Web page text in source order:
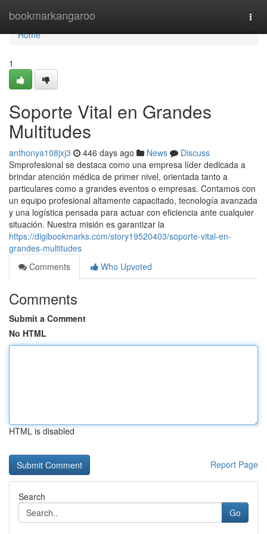
bookmarkangaroo
Home
Home
1
Soporte Vital en Grandes
Multitudes
anthonya108jxj3 446 days ago News
Discuss
Smprofesional se destaca como una empresa líder dedicada a
brindar atención médica de primer nivel, orientada tanto a
particulares como a grandes eventos o empresas. Contamos con
un equipo profesional altamente capacitado, tecnología avanzada
y una logística pensada para actuar con eficiencia ante cualquier
situación. Nuestra misión es garantizar la
https://digibookmarks.com/story19520403/soporte-vital-en-
grandes-multitudes
Comments
Who Upvoted
Comments
Submit a Comment
No HTML
HTML is disabled
Report Page
Search
Go